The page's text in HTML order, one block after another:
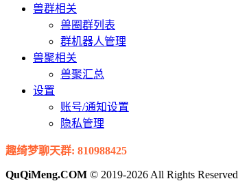
兽群相关
兽圈群列表
群机器人管理
兽聚相关
兽聚汇总
设置
账号/通知设置
隐私管理
趣绮梦聊天群: 810988425
QuQiMeng.COM © 2019-2026 All Rights Reserved